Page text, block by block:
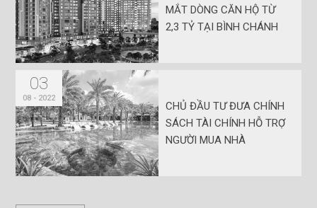
MẮT DÒNG CĂN HỘ TỪ
2,3 TỶ TẠI BÌNH CHÁNH
03
08 - 2022
CHỦ ĐẦU TƯ ĐƯA CHÍNH
SÁCH TÀI CHÍNH HỖ TRỢ
NGƯỜI MUA NHÀ